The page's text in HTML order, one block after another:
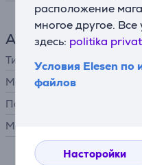
расположение
многое другое.
здесь: politika
Условия Elesen по
файлов
Насторойки
Аксессуар для
Тип
MagSafe
Подходит для телефонов
Материал